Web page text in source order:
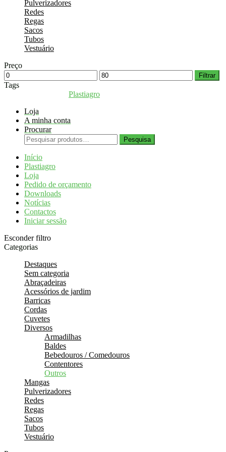
Pulverizadores
Redes
Regas
Sacos
Tubos
Vestuário
Preço
Preço
mínimo
Preço
máximo
Filtrar
Tags
Plastiagro
Loja
A minha conta
Procurar
Pesquisar
por:
Pesquisa
Início
Plastiagro
Loja
Pedido de orçamento
Downloads
Notícias
Contactos
Iniciar sessão
Esconder filtro
Categorias
Destaques
Sem categoria
Abraçadeiras
Acessórios de jardim
Barricas
Cordas
Cuvetes
Diversos
Armadilhas
Baldes
Bebedouros / Comedouros
Contentores
Outros
Mangas
Pulverizadores
Redes
Regas
Sacos
Tubos
Vestuário